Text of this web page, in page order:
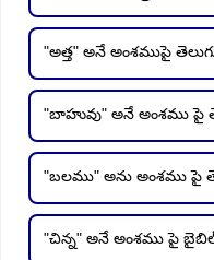
"అత్త" అనే అంశముపై
"బాహువు" అనే అంశము పై
"బలము" అను అంశము పై
"చిన్న" అనే అంశము పై